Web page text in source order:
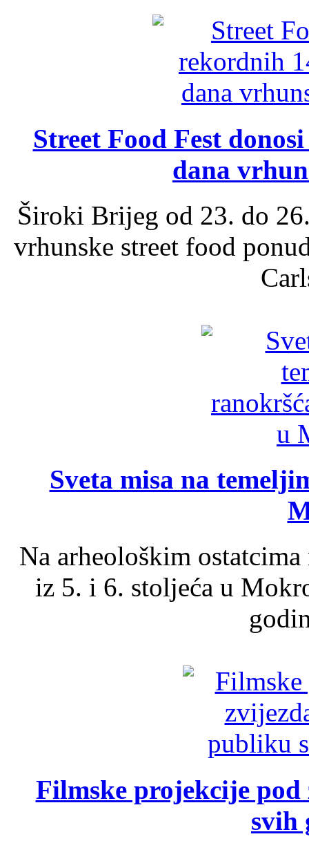
Street Food Fest
dana
Široki Brijeg od 23. do
vrhunske street food
Sveta misa na
Na arheološkim
iz 5. i 6. stoljeća u
Filmske projekcije
svih